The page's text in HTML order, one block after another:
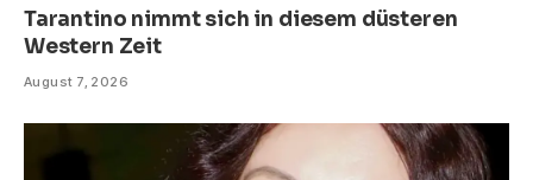
Tarantino nimmt sich in diesem düsteren
Western Zeit
August 7, 2026